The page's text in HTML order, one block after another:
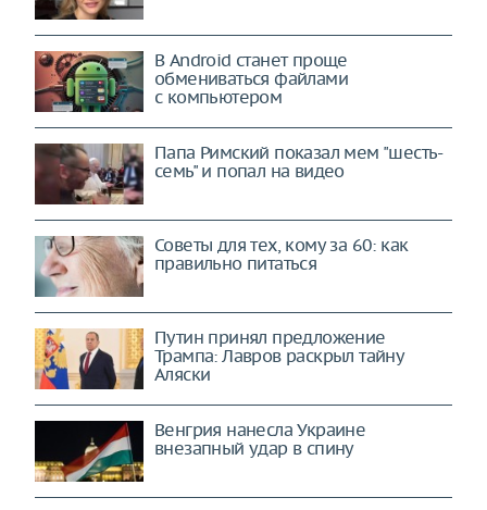
В Android станет проще
обмениваться файлами
с компьютером
Папа Римский показал мем "шесть-
семь" и попал на видео
Советы для тех, кому за 60: как
правильно питаться
Путин принял предложение
Трампа: Лавров раскрыл тайну
Аляски
Венгрия нанесла Украине
внезапный удар в спину